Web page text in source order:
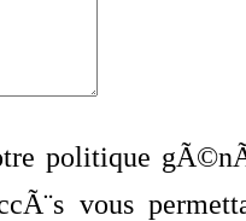
politique
vous